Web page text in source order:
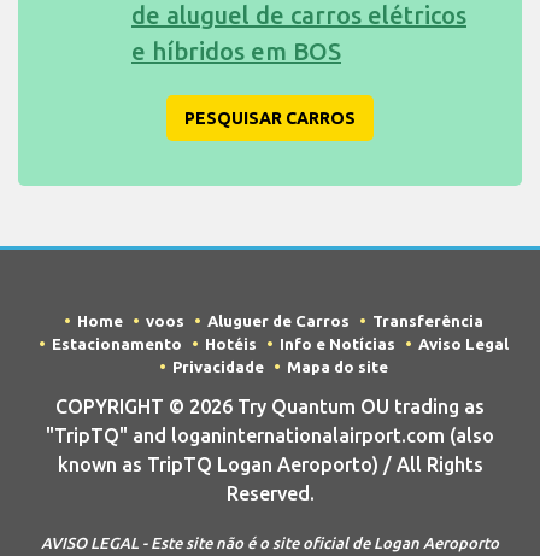
de aluguel de carros elétricos
e híbridos em BOS
PESQUISAR CARROS
Home voos Aluguer de Carros
Transferência
Estacionamento
Hotéis Info e Notícias
Aviso Legal
Privacidade
Mapa do site
COPYRIGHT © 2026 Try Quantum OU trading as
"TripTQ" and loganinternationalairport.com (also
known as TripTQ Logan Aeroporto) / All Rights
Reserved.
AVISO LEGAL - Este site não é o site oficial de Logan Aeroporto